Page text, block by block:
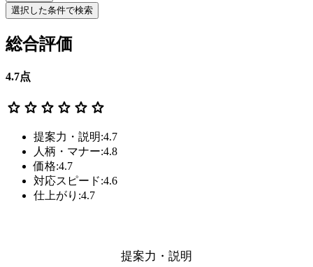
選択した条件で検索
総合評価
4.7点
star star star star star star
提案力・説明:4.7
人柄・マナー:4.8
価格:4.7
対応スピード:4.6
仕上がり:4.7
提案力・説明